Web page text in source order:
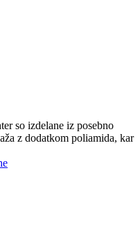
so izdelane iz posebno
z dodatkom poliamida, kar